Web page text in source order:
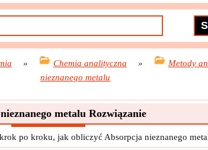
» Chemia analityczna » Metody
nieznanego metalu
metalu Rozwiązanie
po kroku, jak obliczyć Absorpcja nieznanego